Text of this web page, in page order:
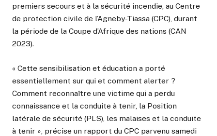
premiers secours et à la sécurité incendie, au Centre
de protection civile de l’Agneby-Tiassa (CPC), durant
la période de la Coupe d’Afrique des nations (CAN
2023).
« Cette sensibilisation et éducation a porté
essentiellement sur qui et comment alerter ?
Comment reconnaître une victime qui a perdu
connaissance et la conduite à tenir, la Position
latérale de sécurité (PLS), les malaises et la conduite
à tenir », précise un rapport du CPC parvenu samedi